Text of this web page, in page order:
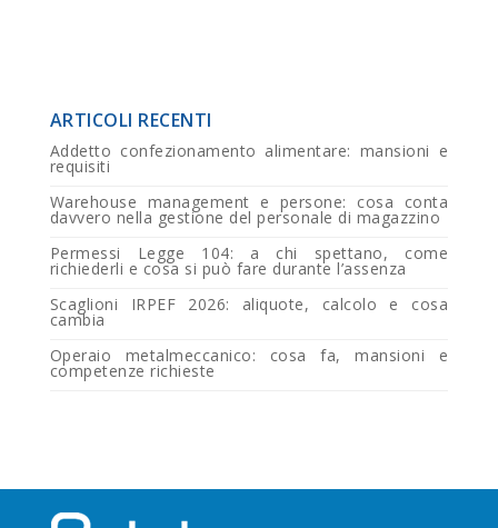
ARTICOLI RECENTI
Addetto confezionamento alimentare: mansioni e
requisiti
Warehouse management e persone: cosa conta
davvero nella gestione del personale di magazzino
Permessi Legge 104: a chi spettano, come
richiederli e cosa si può fare durante l’assenza
Scaglioni IRPEF 2026: aliquote, calcolo e cosa
cambia
Operaio metalmeccanico: cosa fa, mansioni e
competenze richieste